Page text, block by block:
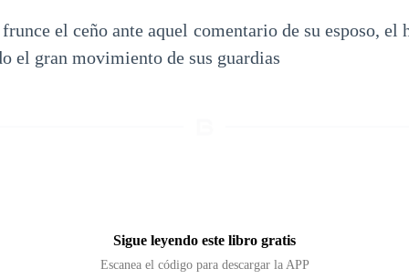
el ceño ante aquel comentario de su esposo, el
el gran movimiento de sus guardias
Sigue leyendo este libro gratis
Escanea el código para descargar la APP